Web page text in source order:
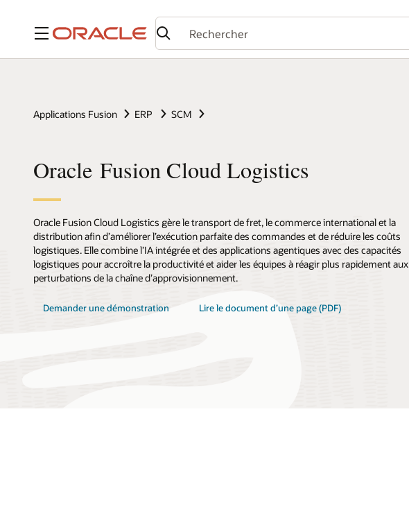
Menu
Applications Fusion ERP SCM
Oracle Fusion Cloud Logistics
Oracle Fusion Cloud Logistics gère le transport de fret, le commerce international et la
distribution afin d’améliorer l’exécution parfaite des commandes et de réduire les coûts
logistiques. Elle combine l’IA intégrée et des applications agentiques avec des capacités
logistiques pour accroître la productivité et aider les équipes à réagir plus rapidement aux
perturbations de la chaîne d’approvisionnement.
Demander une démonstration Lire le document d’une page (PDF)